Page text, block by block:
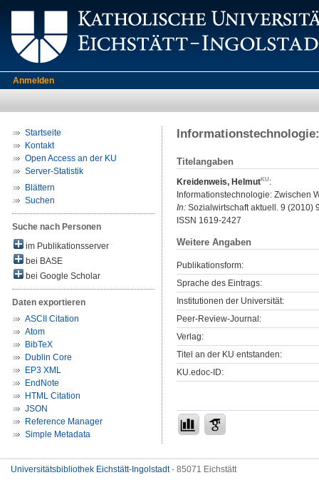
Anmelden
Startseite
Kontakt
Open Access an der KU
Server-Statistik
Blättern
Suchen
Suche nach Personen
im Publikationsserver
bei BASE
bei Google Scholar
Daten exportieren
ASCII Citation
Atom
BibTeX
Dublin Core
EP3 XML
EndNote
HTML Citation
JSON
Reference Manager
Simple Metadata
Titelangaben
Kreidenweis, Helmut
:
Informationstechnologie: Zwischen
In: Sozialwirtschaft aktuell. 9 (2010)
ISSN 1619-2427
Weitere Angaben
Publikationsform:
Sprache des Eintrags:
Institutionen der Universität:
Peer-Review-Journal:
Verlag:
Titel an der KU entstanden:
KU.edoc-ID:
Universitätsbibliothek Eichstätt-Ingolstadt- 85071 Eichstätt